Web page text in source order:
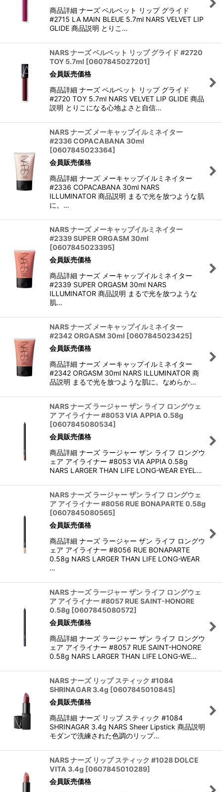
商品詳細 ナーズ ベルベット リップ グライド
#2715 LA MAIN BLEUE 5.7ml NARS VELVET LIP
GLIDE 商品説明 とりこ…
NARS ナーズ ベルベット リップ グライド #2720
TOY 5.7ml [0607845027201]
会員販売価格
商品詳細 ナーズ ベルベット リップ グライド
#2720 TOY 5.7ml NARS VELVET LIP GLIDE 商品
説明 とりこになる心地よさと自信…
NARS ナーズ メーキャップイルミネイター
#2336 COPACABANA 30ml
[0607845023364]
会員販売価格
商品詳細 ナーズ メーキャップイルミネイター
#2336 COPACABANA 30ml NARS
ILLUMINATOR 商品説明 まるで光を放つような肌
に。…
NARS ナーズ メーキャップイルミネイター
#2339 SUPER ORGASM 30ml
[0607845023395]
会員販売価格
商品詳細 ナーズ メーキャップイルミネイター
#2339 SUPER ORGASM 30ml NARS
ILLUMINATOR 商品説明 まるで光を放つような
肌…
NARS ナーズ メーキャップイルミネイター
#2342 ORGASM 30ml [0607845023425]
会員販売価格
商品詳細 ナーズ メーキャップイルミネイター
#2342 ORGASM 30ml NARS ILLUMINATOR 商
品説明 まるで光を放つような肌に。なめらか…
NARS ナーズ ラージャー ザン ライフ ロングウェ
ア アイライナー #8053 VIA APPIA 0.58g
[0607845080534]
会員販売価格
商品詳細 ナーズ ラージャー ザン ライフ ロングウ
ェア アイライナー #8053 VIA APPIA 0.58g
NARS LARGER THAN LIFE LONG-WEAR EYEL…
NARS ナーズ ラージャー ザン ライフ ロングウェ
ア アイライナー #8056 RUE BONAPARTE 0.58g
[0607845080565]
会員販売価格
商品詳細 ナーズ ラージャー ザン ライフ ロングウ
ェア アイライナー #8056 RUE BONAPARTE
0.58g NARS LARGER THAN LIFE LONG-WEAR
…
NARS ナーズ ラージャー ザン ライフ ロングウェ
ア アイライナー #8057 RUE SAINT-HONORE
0.58g [0607845080572]
会員販売価格
商品詳細 ナーズ ラージャー ザン ライフ ロングウ
ェア アイライナー #8057 RUE SAINT-HONORE
0.58g NARS LARGER THAN LIFE LONG-WE…
NARS ナーズ リップ スティック #1084
SHRINAGAR 3.4g [0607845010845]
会員販売価格
商品詳細 ナーズ リップ スティック #1084
SHRINAGAR 3.4g NARS Sheer Lipstick 商品説明
モダンで洗練された色調のリップ…
NARS ナーズ リップ スティック #1028 DOLCE
VITA 3.4g [0607845010289]
会員販売価格